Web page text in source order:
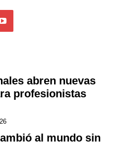
abren nuevas
profesionistas
al mundo sin